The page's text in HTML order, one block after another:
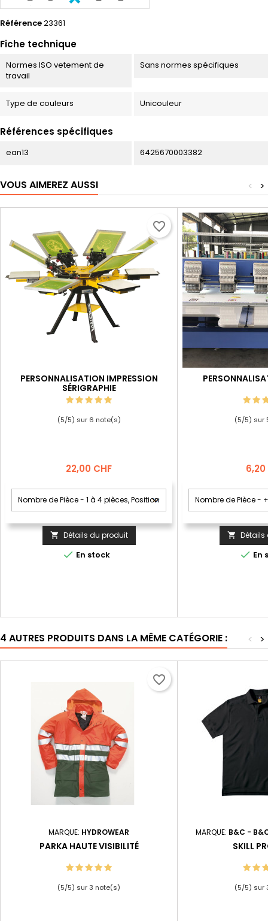
Référence23361
Fiche technique
Normes ISO vetement de
travail
Sans normes spécifiques
Type de couleurs Unicouleur
Références spécifiques
ean13 6425670003382
VOUS AIMEREZ AUSSI >
<
PERSONNALISATION IMPRESSION
SÉRIGRAPHIE
(5/5) sur 6 note(s)
Prix
22,00 CHF
 Détails du produit
 En stock
favorite_border
(5/5) sur
Prix
6,20
 Détails
 En
4 AUTRES PRODUITS DANS LA MÊME CATÉGORIE : >
<
MARQUE: HYDROWEAR
PARKA HAUTE VISIBILITÉ
(5/5) sur3 note(s)
favorite_border
MARQUE: B&C -
SKILL
(5/5) sur